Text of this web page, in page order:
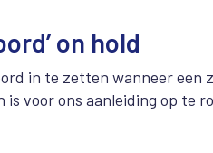
on hold
in te zetten wanneer
voor ons aanleiding op te